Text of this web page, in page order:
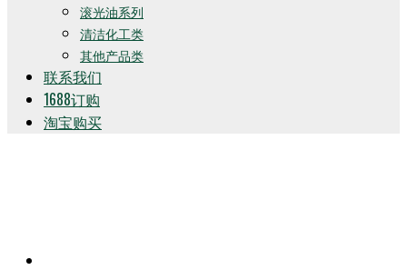
滚光油系列
清洁化工类
其他产品类
联系我们
1688订购
淘宝购买